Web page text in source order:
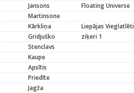
Jansons
Floating Universe
Martinsone
Kārkliņa
Liepājas
Gridjuško
ziķeri 1
Stenclavs
Kaupe
Apsītis
Priedīte
Jagža